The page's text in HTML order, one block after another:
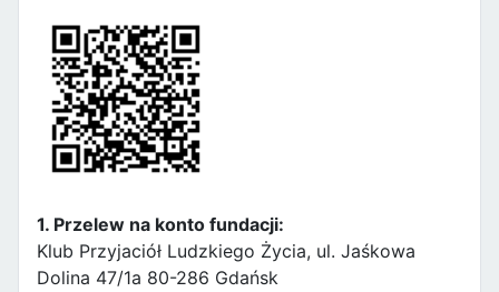
1. Przelew na konto fundacji:
Klub Przyjaciół Ludzkiego Życia, ul. Jaśkowa
Dolina 47/1a 80-286 Gdańsk